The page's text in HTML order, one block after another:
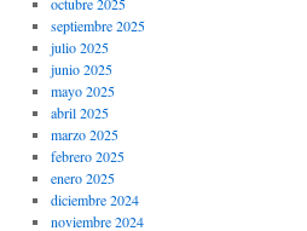
septiembre 2025
julio 2025
junio 2025
mayo 2025
abril 2025
marzo 2025
febrero 2025
enero 2025
diciembre 2024
noviembre 2024